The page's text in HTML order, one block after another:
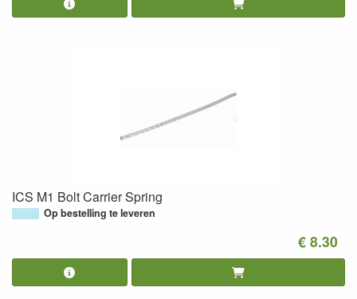
ICS M1 Bolt Carrier Spring
Op bestelling te leveren
€ 8.30